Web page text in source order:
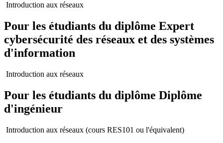
Introduction aux réseaux
Pour les étudiants du diplôme Expert
cybersécurité des réseaux et des systèmes
d'information
Introduction aux réseaux
Pour les étudiants du diplôme Diplôme
d'ingénieur
Introduction aux réseaux (cours RES101 ou l'équivalent)